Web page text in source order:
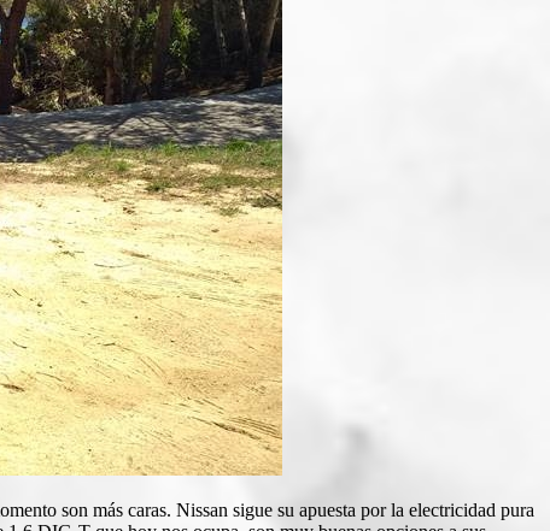
son más caras. Nissan sigue su apuesta por la electricidad pura